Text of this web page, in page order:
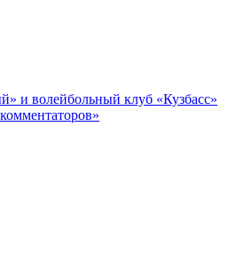
и волейбольный клуб «Кузбасс»